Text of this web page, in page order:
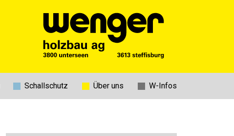
Schallschutz Über uns W-Infos